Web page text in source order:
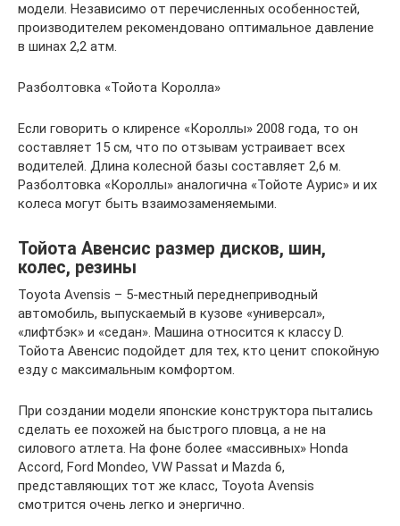
модели. Независимо от перечисленных особенностей,
производителем рекомендовано оптимальное давление
в шинах 2,2 атм.
Разболтовка «Тойота Королла»
Если говорить о клиренсе «Короллы» 2008 года, то он
составляет 15 см, что по отзывам устраивает всех
водителей. Длина колесной базы составляет 2,6 м.
Разболтовка «Короллы» аналогична «Тойоте Аурис» и их
колеса могут быть взаимозаменяемыми.
Тойота Авенсис размер дисков, шин,
колес, резины
Toyota Avensis – 5-местный переднеприводный
автомобиль, выпускаемый в кузове «универсал»,
«лифтбэк» и «седан». Машина относится к классу D.
Тойота Авенсис подойдет для тех, кто ценит спокойную
езду с максимальным комфортом.
При создании модели японские конструктора пытались
сделать ее похожей на быстрого пловца, а не на
силового атлета. На фоне более «массивных» Honda
Accord, Ford Mondeo, VW Passat и Mazda 6,
представляющих тот же класс, Toyota Avensis
смотрится очень легко и энергично.